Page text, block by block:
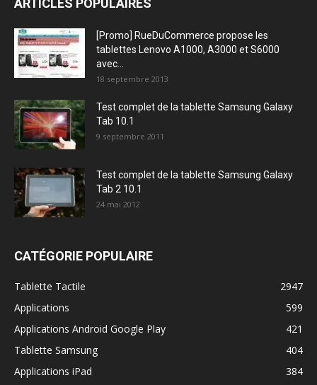
ARTICLES POPULAIRES
[Promo] RueDuCommerce propose les
tablettes Lenovo A1000, A3000 et S6000
avec...
18 septembre 2013
Test complet de la tablette Samsung Galaxy
Tab 10.1
9 septembre 2011
Test complet de la tablette Samsung Galaxy
Tab 2 10.1
24 mai 2012
CATÉGORIE POPULAIRE
Tablette Tactile
2947
Applications
599
Applications Android Google Play
421
Tablette Samsung
404
Applications iPad
384